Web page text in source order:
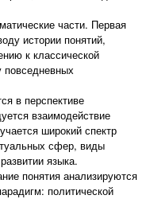
части. Первая
истории понятий,
к классической
в перспективе
взаимодействие
широкий спектр
сфер, виды
языка.
понятия анализируются
политической